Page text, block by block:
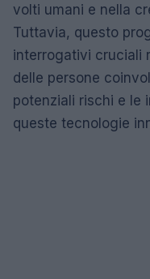
volti umani e nella
Tuttavia, questo
interrogativi cruciali
delle persone
potenziali rischi e le
queste tecnologie